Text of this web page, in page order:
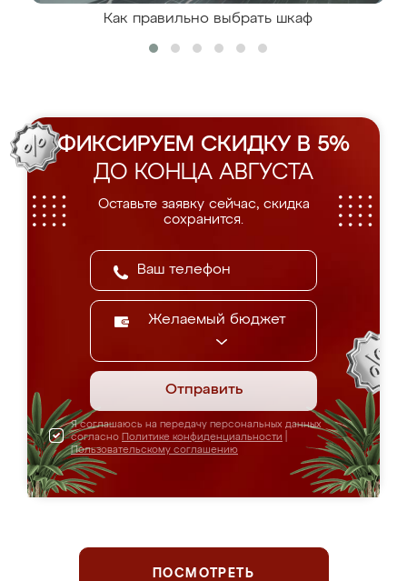
Как правильно выбрать шкаф
ФИКСИРУЕМ СКИДКУ В 5%
ДО КОНЦА АВГУСТА
Оставьте заявку сейчас, скидка
сохранится.
Желаемый бюджет
Отправить
Я соглашаюсь на передачу персональных данных
согласно Политике конфиденциальности
Пользовательскому соглашению
ПОСМОТРЕТЬ